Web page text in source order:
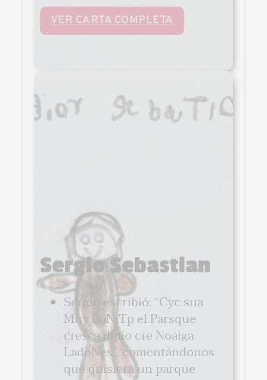
VER CARTA COMPLETA
Sergio Sebastian
Sergio escribió: “Cyc sua
Muy BoNiTp el Parsque
cresea dipio cre Noaiga
LadoNes”, comentándonos
que quisiera un parque